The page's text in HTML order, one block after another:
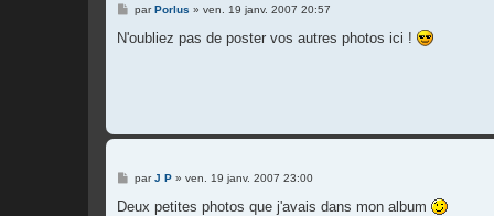
M
s
parPorlus » ven. 19 janv. 2007 20:57
N'oubliez pas de poster vos autres photos ici !
M
s
parJ P» ven. 19 janv. 2007 23:00
Deux petites photos que j'avais dans mon album